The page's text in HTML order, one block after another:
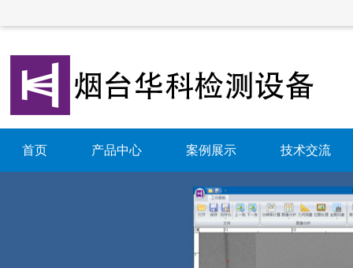
首页 产品中心 案例展示 技术交流